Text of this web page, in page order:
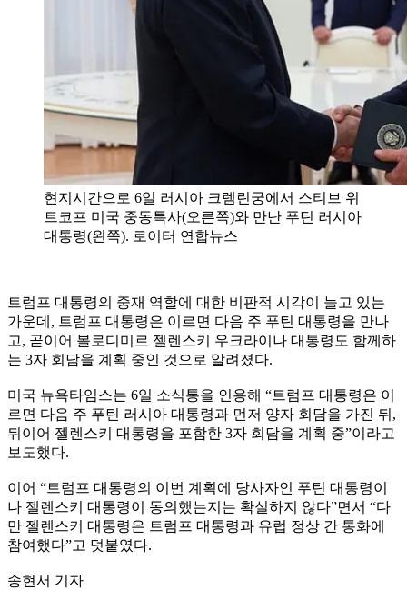
현지시간으로 6일 러시아 크렘린궁에서 스티브 위
트코프 미국 중동특사(오른쪽)와 만난 푸틴 러시아
대통령(왼쪽). 로이터 연합뉴스
트럼프 대통령의 중재 역할에 대한 비판적 시각이 늘고 있는
가운데, 트럼프 대통령은 이르면 다음 주 푸틴 대통령을 만나
고, 곧이어 볼로디미르 젤렌스키 우크라이나 대통령도 함께하
는 3자 회담을 계획 중인 것으로 알려졌다.
미국 뉴욕타임스는 6일 소식통을 인용해 “트럼프 대통령은 이
르면 다음 주 푸틴 러시아 대통령과 먼저 양자 회담을 가진 뒤,
뒤이어 젤렌스키 대통령을 포함한 3자 회담을 계획 중”이라고
보도했다.
이어 “트럼프 대통령의 이번 계획에 당사자인 푸틴 대통령이
나 젤렌스키 대통령이 동의했는지는 확실하지 않다”면서 “다
만 젤렌스키 대통령은 트럼프 대통령과 유럽 정상 간 통화에
참여했다”고 덧붙였다.
송현서 기자